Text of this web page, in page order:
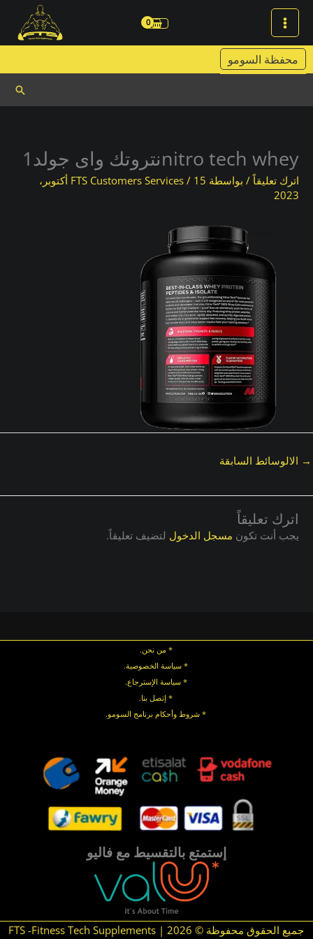
تخطي
المحتوى
محفظة السومو
nitro tech wheyنتروتك واى جولد1
اترك تعليقاً / بواسطة FTS Customers Services /
15 أكتوبر،
2023
→ الالوسائط السابقة
اترك تعليقاً
يجب أنت تكون مسجل الدخول لتضيف تعليقاً.
* من نحن.
* سياسة الخصوصية.
*سياسة الإسترجاع.
* إتصل بنا.
* شروط وأحكام برنامج السومو.
إستمتع بالتقسيط مع فاليو
جميع الحقوق محفوظة © 2026 | FTS -Fitness Tech Supplements